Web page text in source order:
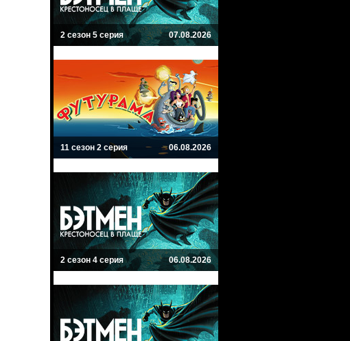
2 сезон 5 серия 07.08.2026
11 сезон 2 серия 06.08.2026
2 сезон 4 серия 06.08.2026